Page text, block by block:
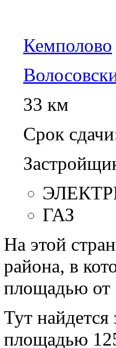
Кемполово
33 км
Срок
ГАЗ
На этой
района, в
площадью от
Тут
площадью